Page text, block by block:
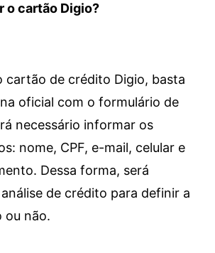
o cartão Digio?
cartão de crédito Digio, basta
oficial com o formulário de
necessário informar os
nome, CPF, e-mail, celular e
Dessa forma, será
de crédito para definir a
ou não.